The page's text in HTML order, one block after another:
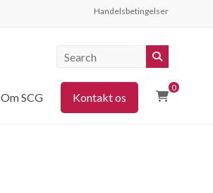
Handelsbetingelser
0
Om SCG Kontakt os